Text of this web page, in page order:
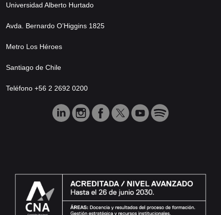
Universidad Alberto Hurtado
Avda. Bernardo O’Higgins 1825
Metro Los Héroes
Santiago de Chile
Teléfono +56 2 2692 0200